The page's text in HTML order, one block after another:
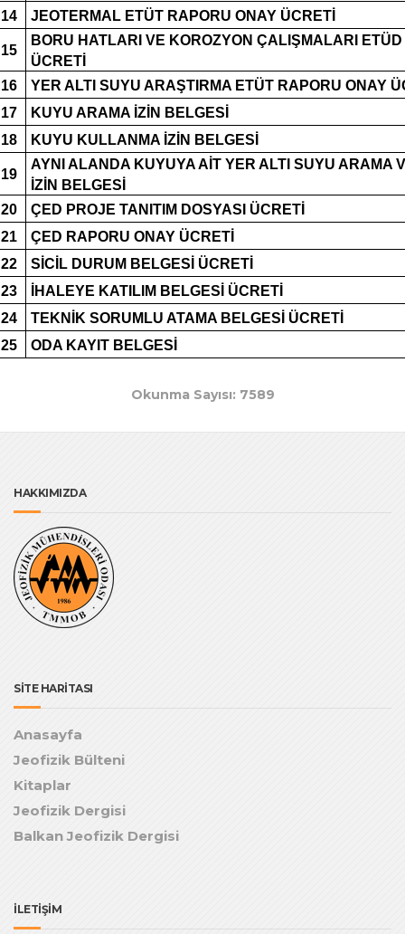
14
JEOTERMAL ETÜT RAPORU ONAY ÜCRETİ
15
BORU HATLARI VE KOROZYON ÇALIŞMALARI
ÜCRETİ
16
YER ALTI SUYU ARAŞTIRMA ETÜT RAPORU ONAY
17
KUYU ARAMA İZİN BELGESİ
18
KUYU KULLANMA İZİN BELGESİ
19
AYNI ALANDA KUYUYA AİT YER ALTI SUYU ARAMA
İZİN BELGESİ
20
ÇED PROJE TANITIM DOSYASI ÜCRETİ
21
ÇED RAPORU ONAY ÜCRETİ
22
SİCİL DURUM BELGESİ ÜCRETİ
23
İHALEYE KATILIM BELGESİ ÜCRETİ
24
TEKNİK SORUMLU ATAMA BELGESİ ÜCRETİ
25
ODA KAYIT BELGESİ
Okunma Sayısı: 7589
HAKKIMIZDA
SİTE HARİTASI
Anasayfa
Jeofizik Bülteni
Kitaplar
Jeofizik Dergisi
Balkan Jeofizik Dergisi
İLETİŞİM